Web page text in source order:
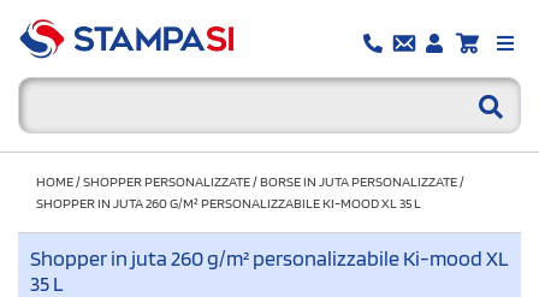
HOME/SHOPPER PERSONALIZZATE/BORSE IN JUTA PERSONALIZZATE/
SHOPPER IN JUTA 260 G/M² PERSONALIZZABILE KI-MOOD XL 35 L
Shopper in juta 260 g/m² personalizzabile Ki-mood XL
35 L